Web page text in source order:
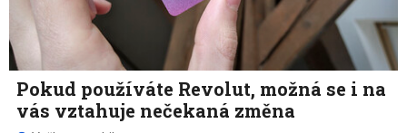
Pokud používáte Revolut, možná se i na
vás vztahuje nečekaná změna